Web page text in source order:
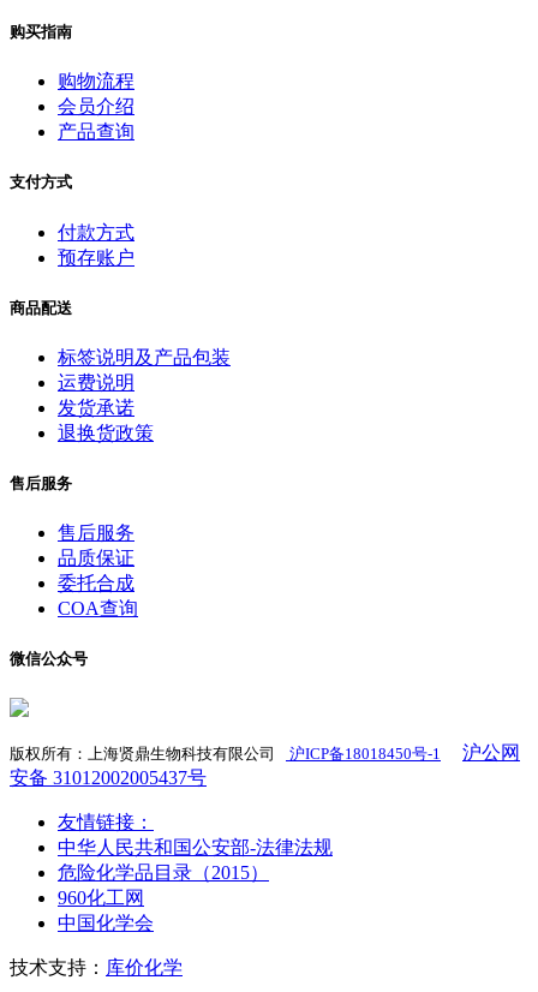
购买指南
购物流程
会员介绍
产品查询
支付方式
付款方式
预存账户
商品配送
标签说明及产品包装
运费说明
发货承诺
退换货政策
售后服务
售后服务
品质保证
委托合成
COA查询
微信公众号
版权所有：上海贤鼎生物科技有限公司 沪ICP备18018450号-1
沪公网
安备 31012002005437号
友情链接：
中华人民共和国公安部-法律法规
危险化学品目录（2015）
960化工网
中国化学会
技术支持： 库价化学